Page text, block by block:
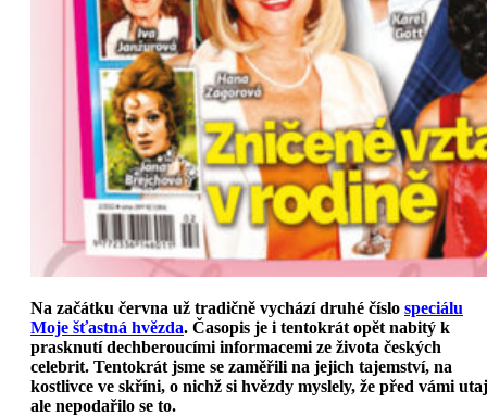
Na začátku června už tradičně vychází druhé číslo speciálu
Moje šťastná hvězda. Časopis je i tentokrát opět nabitý k
prasknutí dechberoucími informacemi ze života českých
celebrit. Tentokrát jsme se zaměřili na jejich tajemství, na
kostlivce ve skříni, o nichž si hvězdy myslely, že před vámi
ale nepodařilo se to.